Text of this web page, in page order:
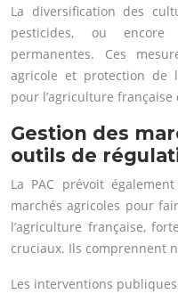
La diversification des
pesticides, ou
permanentes. Ces
agricole et protection de
pour l’agriculture française
Gestion des
outils de
La PAC prévoit
marchés agricoles pour
l’agriculture française,
cruciaux. Ils comprennent
Les interventions